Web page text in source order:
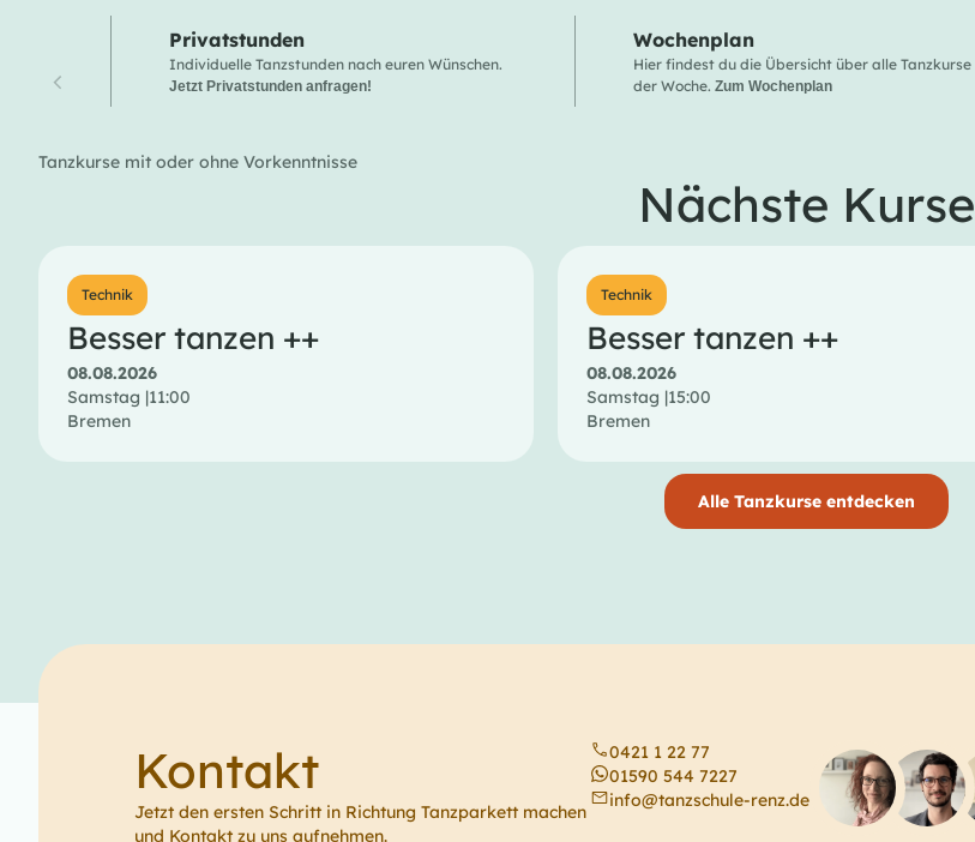
Privatstunden
Individuelle Tanzstunden nach euren Wünschen.
Jetzt Privatstunden anfragen!
Wochenplan
Hier findest du die Übersicht über alle Tanzkurse
der Woche. Zum Wochenplan
Tanzkurse mit oder ohne Vorkenntnisse
Nächste Kurse
Technik
Besser tanzen ++
08.08.2026
Samstag |11:00
Bremen
Technik
Besser tanzen ++
08.08.2026
Samstag |15:00
Bremen
Alle Tanzkurse entdecken
Kontakt
Jetzt den ersten Schritt in Richtung Tanzparkett machen
und Kontakt zu uns aufnehmen.
0421 1 22 77
01590 544 7227
info@tanzschule-renz.de